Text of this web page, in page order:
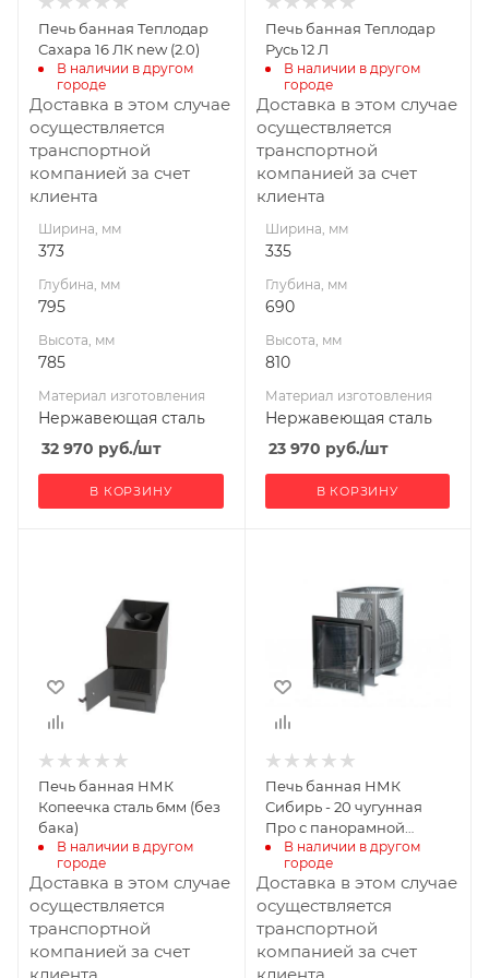
Нержавеющая
сталь
Вид топлива
Дрова
Диаметр дымохода,
мм
115
Длина дров, мм
465
Масса камней, кг
60
Гарантия, мес.
36
Печь банная Теплодар
Сахара 16 ЛК new (2.0)
В наличии в другом
городе
Доставка в этом случае
осуществляется
транспортной
компанией за счет
клиента
Ширина, мм
373
Глубина, мм
795
Высота, мм
785
Материал изготовления
Нержавеющая сталь
32 970 руб./шт
В КОРЗИНУ
Нержавеющая
сталь
Вид топлива
Дрова
Диаметр дымохода,
мм
115
Длина дров, мм
400
Масса камней, кг
50
Гарантия, мес.
60
Печь банная Теплодар
Русь 12 Л
В наличии в другом
городе
Доставка в этом случае
осуществляется
транспортной
компанией за счет
клиента
Ширина, мм
335
Глубина, мм
690
Высота, мм
810
Материал изготовления
Нержавеющая сталь
23 970 руб./шт
В КОРЗИНУ
Глубина, мм
Высота, мм
591
Материал
Сталь
Вид топлива
Дрова
Диаметр дымохода,
мм
115
Длина дров, мм
400
Печь банная НМК
Копеечка сталь 6мм (без
бака)
В наличии в другом
городе
Доставка в этом случае
осуществляется
транспортной
компанией за счет
Глубина, мм
Высота, мм
715
Вид топлива
Масса камней, кг
180
Печь банная НМК
Сибирь - 20 чугунная
Про с панорамной
дверцой сетка
В наличии в другом
городе
Доставка в этом случае
осуществляется
транспортной
компанией за счет